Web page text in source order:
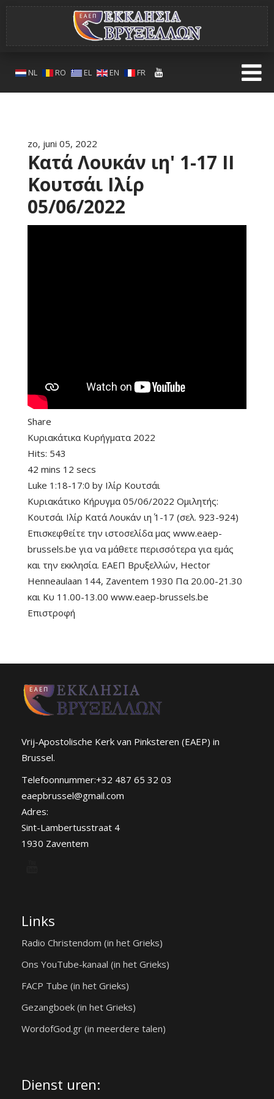
NL RO EL EN FR
zo, juni 05, 2022
Κατά Λουκάν ιη' 1-17 ΙΙ
Κουτσάι Ιλίρ
05/06/2022
Share
Κυριακάτικα Κυρήγματα 2022
Hits: 543
42 mins 12 secs
Luke 1:18-17:0 by Ιλίρ Κουτσάι
Κυριακάτικο Κήρυγμα 05/06/2022 Ομιλητής:
Κουτσάι Ιλίρ Κατά Λουκάν ιη΄ 1-17 (σελ. 923-924)
Επισκεφθείτε την ιστοσελίδα μας www.eaep-
brussels.be για να μάθετε περισσότερα για εμάς
και την εκκλησία. ΕΑΕΠ Βρυξελλών, Hector
Henneaulaan 144, Zaventem 1930 Πα 20.00-21.30
και Κυ 11.00-13.00 www.eaep-brussels.be
Επιστροφή
Vrij-Apostolische Kerk van Pinksteren (EAEP) in
Brussel.
Telefoonnummer:+32 487 65 32 03
eaepbrussel@gmail.com
Adres:
Sint-Lambertusstraat 4
1930 Zaventem
Links
Radio Christendom (in het Grieks)
Ons YouTube-kanaal (in het Grieks)
FACP Tube (in het Grieks)
Gezangboek (in het Grieks)
WordofGod.gr (in meerdere talen)
Dienst uren: